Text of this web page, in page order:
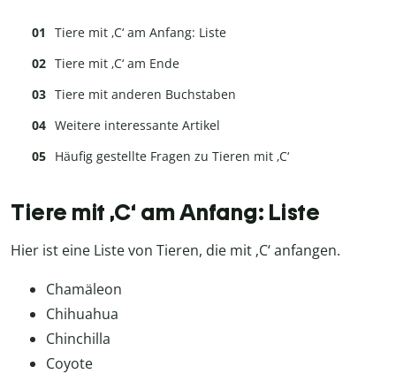
Tiere mit ‚C‘ am Anfang: Liste
Tiere mit ‚C‘ am Ende
Tiere mit anderen Buchstaben
Weitere interessante Artikel
Häufig gestellte Fragen zu Tieren mit ‚C‘
Tiere mit ‚C‘ am Anfang: Liste
Hier ist eine Liste von Tieren, die mit ‚C‘ anfangen.
Chamäleon
Chihuahua
Chinchilla
Coyote